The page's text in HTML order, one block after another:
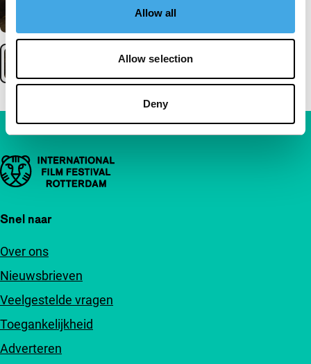
Allow all
Allow selection
Deny
Belangrijke links
Snel naar
Over ons
Nieuwsbrieven
Veelgestelde vragen
Toegankelijkheid
Adverteren